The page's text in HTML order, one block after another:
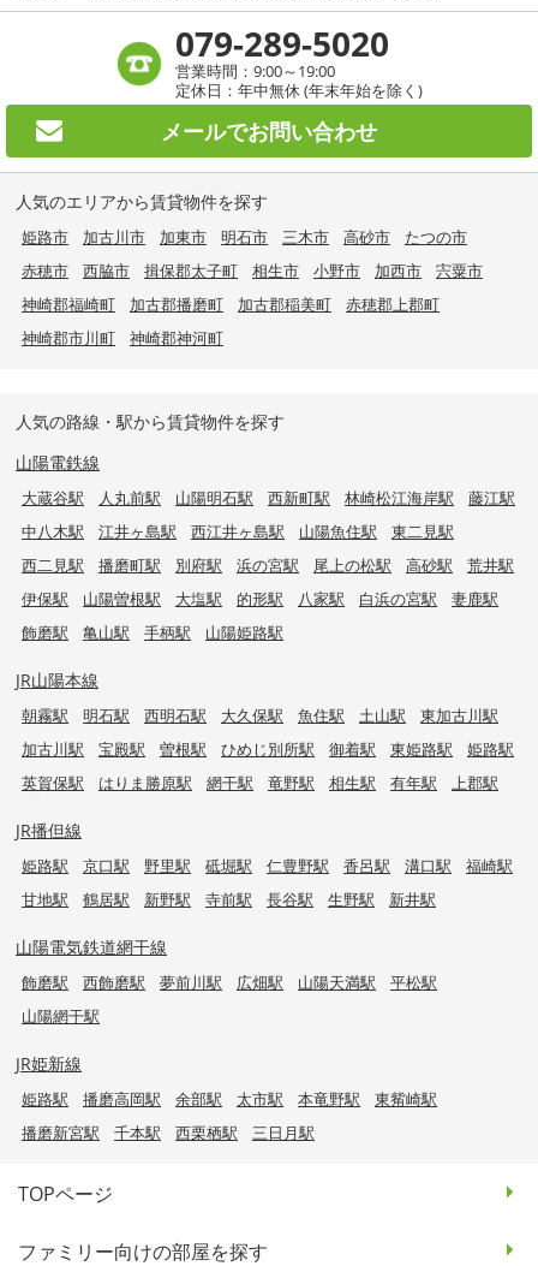
079-289-5020
営業時間：9:00～19:00
定休日：年中無休 (年末年始を除く)
メールでお問い合わせ
人気のエリアから賃貸物件を探す
姫路市 加古川市 加東市 明石市 三木市 高砂市
たつの市
赤穂市
西脇市 揖保郡太子町 相生市 小野市 加西市
宍粟市
神崎郡福崎町
加古郡播磨町 加古郡稲美町
赤穂郡上郡町
神崎郡市川町
神崎郡神河町
人気の路線・駅から賃貸物件を探す
山陽電鉄線
大蔵谷駅 人丸前駅 山陽明石駅 西新町駅 林崎松江海岸駅
藤江駅
中八木駅
江井ヶ島駅 西江井ヶ島駅 山陽魚住駅
東二見駅
西二見駅
播磨町駅 別府駅 浜の宮駅 尾上の松駅 高砂駅
荒井駅
伊保駅
山陽曽根駅 大塩駅 的形駅 八家駅 白浜の宮駅
妻鹿駅
飾磨駅
亀山駅 手柄駅 山陽姫路駅
JR山陽本線
朝霧駅 明石駅 西明石駅 大久保駅 魚住駅 土山駅
東加古川駅
加古川駅
宝殿駅 曽根駅 ひめじ別所駅 御着駅 東姫路駅
姫路駅
英賀保駅
はりま勝原駅 網干駅 竜野駅 相生駅 有年駅 上郡駅
JR播但線
姫路駅 京口駅 野里駅 砥堀駅 仁豊野駅 香呂駅 溝口駅
福崎駅
甘地駅
鶴居駅 新野駅 寺前駅 長谷駅 生野駅 新井駅
山陽電気鉄道網干線
飾磨駅 西飾磨駅 夢前川駅 広畑駅 山陽天満駅
平松駅
山陽網干駅
JR姫新線
姫路駅 播磨高岡駅 余部駅 太市駅 本竜野駅
東觜崎駅
播磨新宮駅
千本駅 西栗栖駅 三日月駅
TOPページ
ファミリー向けの部屋を探す